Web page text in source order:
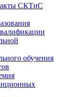
акты СКТиС
обучения